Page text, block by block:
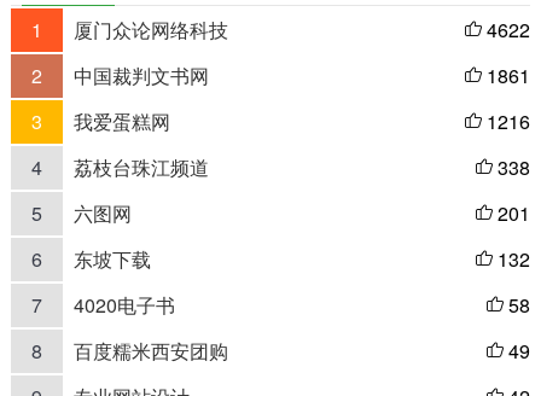
1 厦门众论网络科技  4622
2
中国裁判文书网  1861
3
我爱蛋糕网  1216
4
荔枝台珠江频道  338
5
六图网  201
6
东坡下载  132
7
4020电子书  58
8
百度糯米西安团购  49